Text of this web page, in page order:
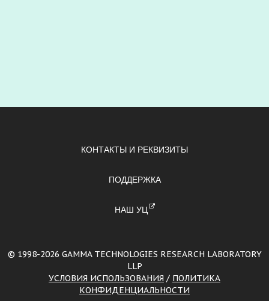
КОНТАКТЫ И РЕКВИЗИТЫ
ПОДДЕРЖКА
НАШ УЦ
© 1998-2026 GAMMA TECHNOLOGIES RESEARCH LABORATORY
LLP
УСЛОВИЯ ИСПОЛЬЗОВАНИЯ / ПОЛИТИКА
КОНФИДЕНЦИАЛЬНОСТИ